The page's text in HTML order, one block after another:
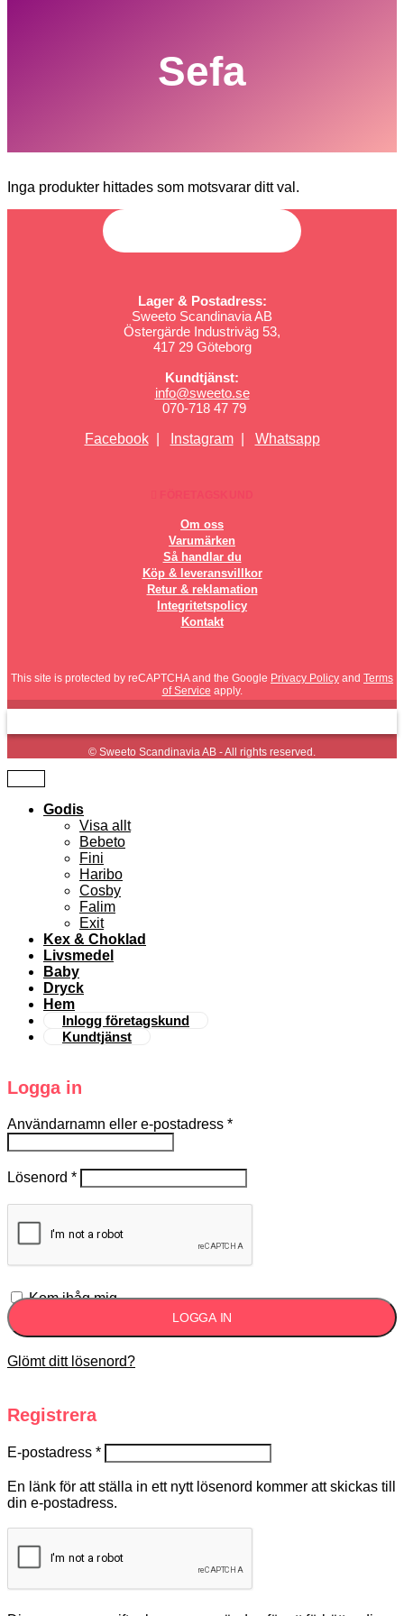
Sefa
Inga produkter hittades som motsvarar ditt val.
Lager & Postadress:
Sweeto Scandinavia AB
Östergärde Industriväg 53,
417 29 Göteborg
Kundtjänst:
info@sweeto.se
070-718 47 79
Facebook| Instagram| Whatsapp
Om oss
Varumärken
Så handlar du
Köp & leveransvillkor
Retur & reklamation
Integritetspolicy
Kontakt
This site is protected by reCAPTCHA and the Google Privacy Policy and Terms
of Service apply.
© Sweeto Scandinavia AB - All rights reserved.
Godis
Visa allt
Bebeto
Fini
Haribo
Cosby
Falim
Exit
Kex & Choklad
Livsmedel
Baby
Dryck
Hem
Inlogg företagskund
Kundtjänst
Logga in
Användarnamn eller e-postadress *
Lösenord *
Kom ihåg mig
LOGGA IN
Glömt ditt lösenord?
Registrera
E-postadress *
En länk för att ställa in ett nytt lösenord kommer att skickas till
din e-postadress.